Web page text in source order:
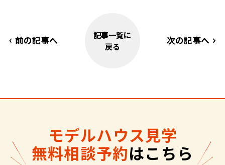
前の記事へ
記事一覧に
戻る
次の記事へ
モデルハウス見学
無料相談予約はこちら